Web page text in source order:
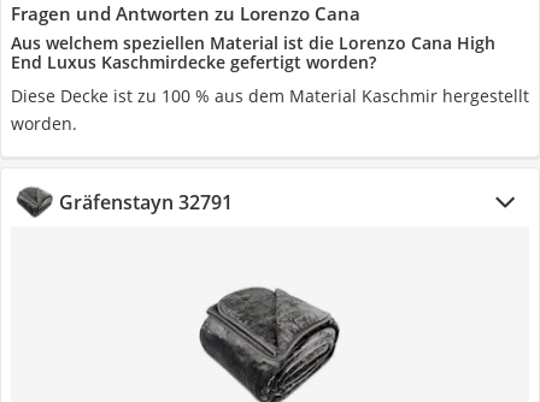
Fragen und Antworten zu Lorenzo Cana
Aus welchem speziellen Material ist die Lorenzo Cana High
End Luxus Kaschmirdecke gefertigt worden?
Diese Decke ist zu 100 % aus dem Material Kaschmir hergestellt
worden.
Gräfenstayn 32791